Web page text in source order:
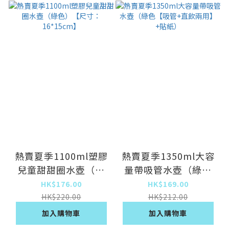
熱賣夏季1100ml塑膠
兒童甜甜圈水壺（綠
色）【尺寸：
16*15cm】
HK$176.00
HK$220.00
加入購物車
熱賣夏季1350ml大容
量帶吸管水壺（綠色
【吸管+直飲兩用】
+貼紙）
HK$169.00
HK$212.00
加入購物車